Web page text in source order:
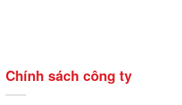
Chính sách công ty